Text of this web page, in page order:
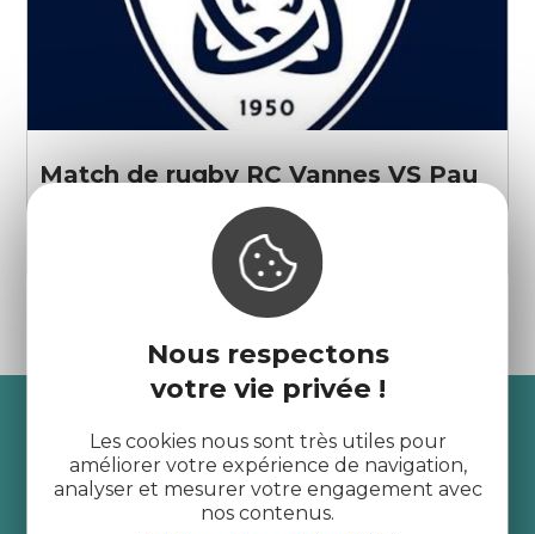
Nous respectons
votre vie privée !
Les cookies nous sont très utiles pour
améliorer votre expérience de navigation,
analyser et mesurer votre engagement avec
nos contenus.
Match de rugby RC Vannes VS Pau
Recevez l’actualité des
Côtes d’Armor